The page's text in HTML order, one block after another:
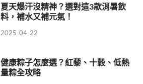
夏天爆汗沒精神？選對這3款消暑飲
料，補水又補元氣！
2025-04-22
健康粽子怎麼選？紅藜、十穀、低熱
量粽全攻略